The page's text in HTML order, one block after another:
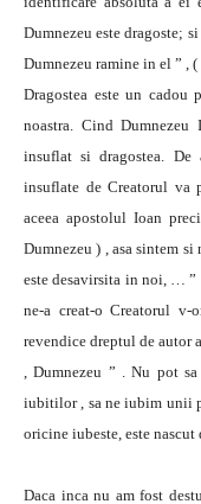
Dumnezeu este dragoste;
Dumnezeu ramine in el ” ,
Dragostea este un cadou
noastra. Cind
insuflat si dragostea. De
insuflate de Creatorul va
aceea apostolul Ioan
Dumnezeu ) , asa sintem si
este desavirsita in noi, … ”
ne-a creat-o Creatorul v-
revendice dreptul de autor
, Dumnezeu ” . Nu pot
iubitilor , sa ne iubim unii
oricine iubeste, este nascut
Daca inca nu am fost